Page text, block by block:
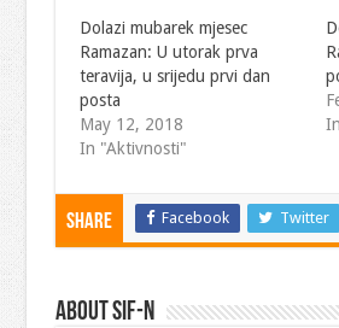
Dolazi mubarek mjesec
Ramazan: U utorak prva
teravija, u srijedu prvi dan
posta
May 12, 2018
In "Aktivnosti"
Share Facebook Twitter
About SIF-N